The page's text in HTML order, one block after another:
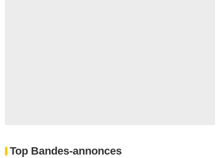
Top Bandes-annonces